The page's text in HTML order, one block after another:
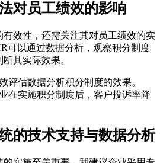
对员工绩效的影响
效性，还需关注其对员工绩效的实
可以通过数据分析，观察积分制度
其实际效果。
评估数据分析积分制度的效果。
在实施积分制度后，客户投诉率降
的技术支持与数据分析